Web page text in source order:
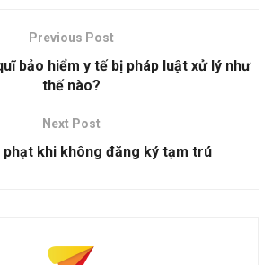
Previous Post
bảo hiểm y tế bị pháp luật xử lý như
thế nào?
Next Post
phạt khi không đăng ký tạm trú